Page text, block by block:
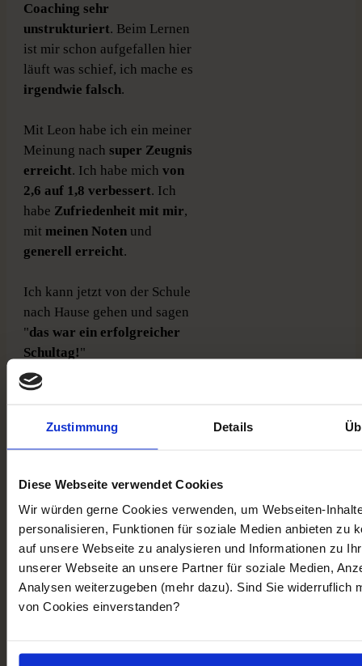
Zustimmung Details
Diese Webseite verwendet Cookies
Wir würden gerne Cookies verwenden, um Webseiten-
personalisieren, Funktionen für soziale Medien anbieten zu
auf unsere Webseite zu analysieren und Informationen zu
unserer Webseite an unsere Partner für soziale Medien,
Analysen weiterzugeben (mehr dazu). Sind Sie widerruflich
von Cookies einverstanden?
Coaching sehr
unstrukturiert. Beim Lernen
ist mir schon aufgefallen hier
läuft was schief, ich mache es
irgendwie falsch.
Mit Leon habe ich ein meiner
Meinung nach super Zeugnis
erreicht. Ich habe mich von
2,6 auf 1,8 verbessert. Ich
habe Zufriedenheit mit mir,
mit meinen Noten und
generell erreicht.
Ich kann jetzt von der Schule
nach Hause gehen und sagen
"das war ein erfolgreicher
Schultag!"
Vor dem Coaching habe ich
gemerkt: Ichinvestiere sehr
ich sehrwenig Freizeithabe.
DasLernenhat mirviel Zeit
undEnergie geraubtaber ich
hab trotzdemnicht die Noten
bekommendie ichbekommen
wollte.